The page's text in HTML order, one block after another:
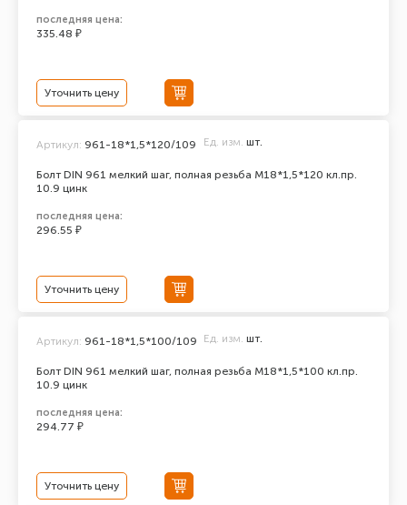
последняя цена:
335.48 ₽
Уточнить цену
Болт DIN 961 мелкий шаг, полная резьба M18*1,5*120 кл.пр.
10.9 цинк
Артикул: 961-18*1,5*120/109 Ед. изм. шт.
последняя цена:
296.55 ₽
Уточнить цену
Болт DIN 961 мелкий шаг, полная резьба M18*1,5*100 кл.пр.
10.9 цинк
Артикул: 961-18*1,5*100/109 Ед. изм. шт.
последняя цена:
294.77 ₽
Уточнить цену